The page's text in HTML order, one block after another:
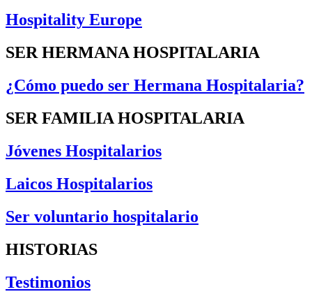
Hospitality Europe
SER HERMANA HOSPITALARIA
¿Cómo puedo ser Hermana Hospitalaria?
SER FAMILIA HOSPITALARIA
Jóvenes Hospitalarios
Laicos Hospitalarios
Ser voluntario hospitalario
HISTORIAS
Testimonios